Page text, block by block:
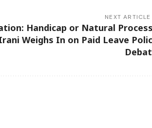
NEXT ARTICLE
Handicap or Natural
Weighs In on Paid Leave